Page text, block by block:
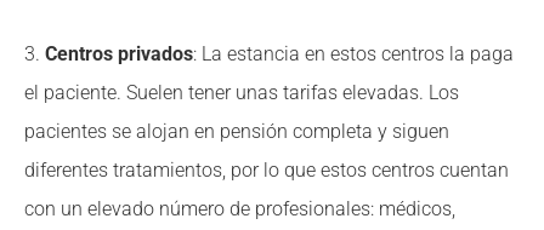
3. Centros privados: La estancia en estos centros la paga
el paciente. Suelen tener unas tarifas elevadas. Los
pacientes se alojan en pensión completa y siguen
diferentes tratamientos, por lo que estos centros cuentan
con un elevado número de profesionales: médicos,